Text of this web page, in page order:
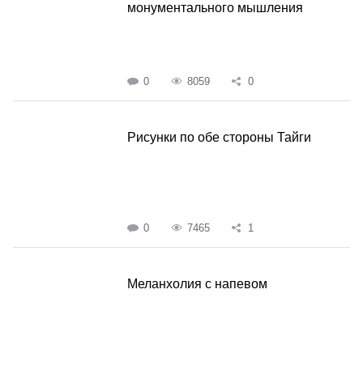
монументального мышления
0 8059 0
Рисунки по обе стороны Тайги
0 7465 1
Меланхолия с напевом